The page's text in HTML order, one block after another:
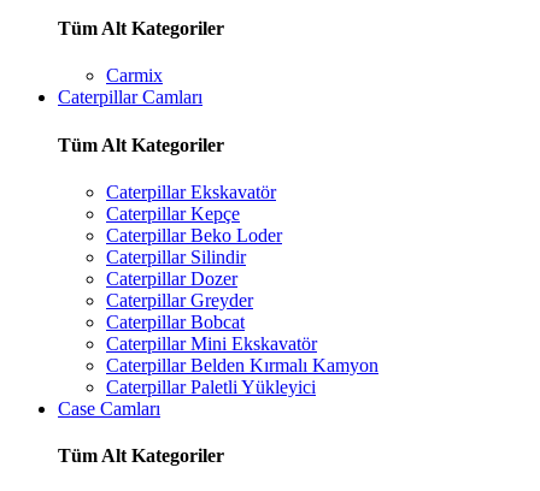
Tüm Alt Kategoriler
Carmix
Caterpillar Camları
Tüm Alt Kategoriler
Caterpillar Ekskavatör
Caterpillar Kepçe
Caterpillar Beko Loder
Caterpillar Silindir
Caterpillar Dozer
Caterpillar Greyder
Caterpillar Bobcat
Caterpillar Mini Ekskavatör
Caterpillar Belden Kırmalı Kamyon
Caterpillar Paletli Yükleyici
Case Camları
Tüm Alt Kategoriler